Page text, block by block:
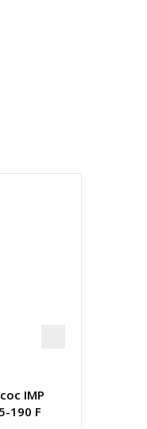
IMP
190 F